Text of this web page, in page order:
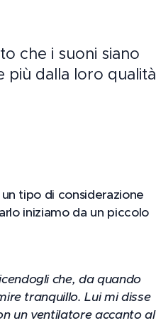
che i suoni siano
più dalla loro qualità
tipo di considerazione
iniziamo da un piccolo
che, da quando
tranquillo. Lui mi disse
un ventilatore accanto al